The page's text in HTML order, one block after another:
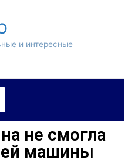
и интересные
не смогла
машины